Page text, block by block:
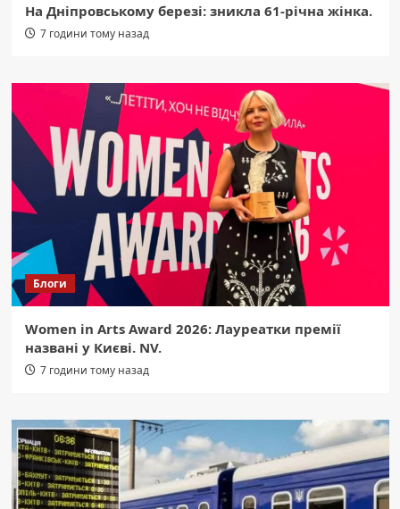
На Дніпровському березі: зникла 61-річна жінка.
7 години тому назад
Блоги
Women in Arts Award 2026: Лауреатки премії
названі у Києві. NV.
7 години тому назад